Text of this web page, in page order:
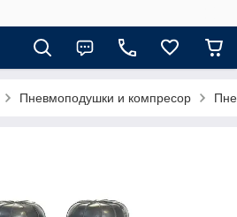
Пневмоподушки и компресор